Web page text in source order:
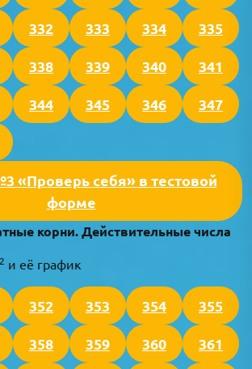
332 333 334 335
338 339 340 341
344 345 346 347
«Проверь себя» в тестовой
форме
корни. Действительные числа
2 и её график
352 353 354 355
358 359 360 361